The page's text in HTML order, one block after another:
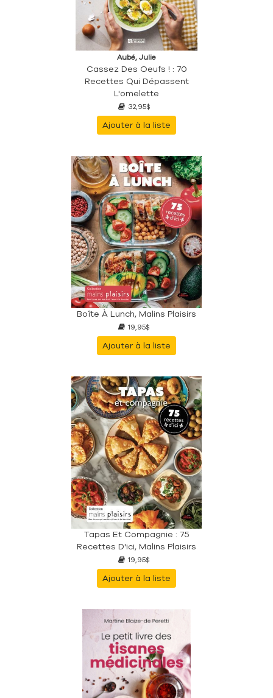
Aubé, Julie
Cassez Des Oeufs ! : 70
Recettes Qui Dépassent
L'omelette
32,95$
Ajouter à la liste
Boîte À Lunch, Malins Plaisirs
19,95$
Ajouter à la liste
Tapas Et Compagnie : 75
Recettes D'ici, Malins Plaisirs
19,95$
Ajouter à la liste